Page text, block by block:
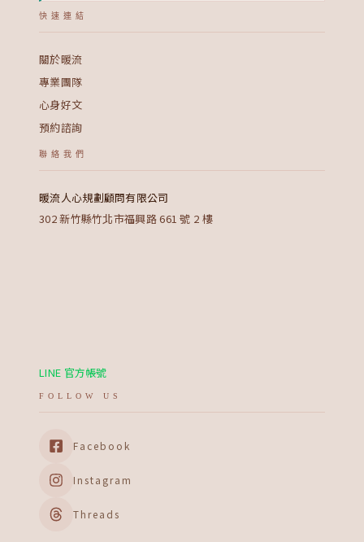
快速連結
關於暖流
專業團隊
心身好文
預約諮詢
聯絡我們
暖流人心規劃顧問有限公司
302 新竹縣竹北市福興路 661 號 2 樓
LINE 官方帳號
FOLLOW US
Facebook
Instagram
Threads